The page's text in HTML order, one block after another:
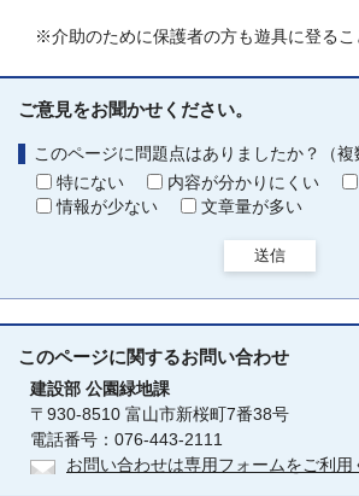
※介助のために保護者の方も遊具に登るこ
ご意見をお聞かせください。
このページに問題点はありましたか？（複
特にない
内容が分かりにくい
情報が少ない
文章量が多い
送信
このページに関するお問い合わせ
建設部 公園緑地課
〒930-8510 富山市新桜町7番38号
電話番号：076-443-2111
お問い合わせは専用フォームをご利用